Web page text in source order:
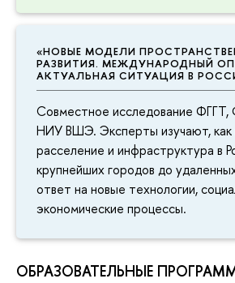
«НОВЫЕ МОДЕЛИ
РАЗВИТИЯ. МЕЖДУНАРОДНЫЙ
АКТУАЛЬНАЯ СИТУАЦИЯ В
Совместное исследование
НИУ ВШЭ. Эксперты изучают, как
расселение и инфраструктура в
крупнейших городов до
ответ на новые технологии,
экономические процессы.
ОБРАЗОВАТЕЛЬНЫЕ